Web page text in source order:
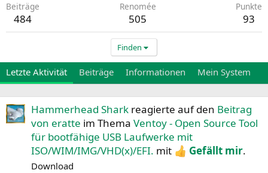
Beiträge
484
Renomée
505
Punkte
93
Finden
Letzte Aktivität Beiträge Informationen Mein System
Hammerhead Shark reagierte auf den Beitrag
von eratte im Thema Ventoy - Open Source Tool
für bootfähige USB Laufwerke mit
ISO/WIM/IMG/VHD(x)/EFI. mit Gefällt mir.
Download